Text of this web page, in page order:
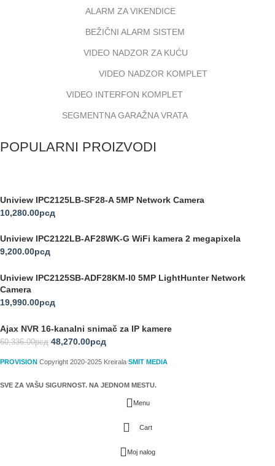
ALARM ZA VIKENDICE
BEŽIČNI ALARM SISTEM
VIDEO NADZOR ZA KUĆU
VIDEO NADZOR KOMPLET
VIDEO INTERFON KOMPLET
SEGMENTNA GARAŽNA VRATA
POPULARNI PROIZVODI
Uniview IPC2125LB-SF28-A 5MP Network Camera
10,280.00рсд
Uniview IPC2122LB-AF28WK-G WiFi kamera 2 megapixela
9,200.00рсд
Uniview IPC2125SB-ADF28KM-I0 5MP LightHunter Network
Camera
19,990.00рсд
Ajax NVR 16-kanalni snimač za IP kamere
60,336.00рсд 48,270.00рсд
PROVISION Copyright 2020-2025 Kreirala SMIT MEDIA
SVE ZA VAŠU SIGURNOST. NA JEDNOM MESTU.
Menu
Cart
Moj nalog